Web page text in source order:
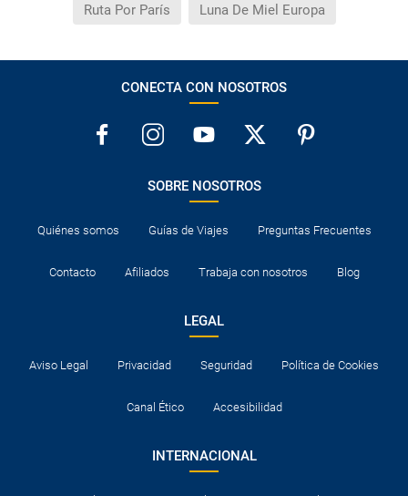
Ruta Por París Luna De Miel Europa
CONECTA CON NOSOTROS
SOBRE NOSOTROS
Quiénes somos Guías de Viajes Preguntas Frecuentes
Contacto Afiliados Trabaja con nosotros Blog
LEGAL
Aviso Legal Privacidad Seguridad Política de Cookies
Canal Ético Accesibilidad
INTERNACIONAL